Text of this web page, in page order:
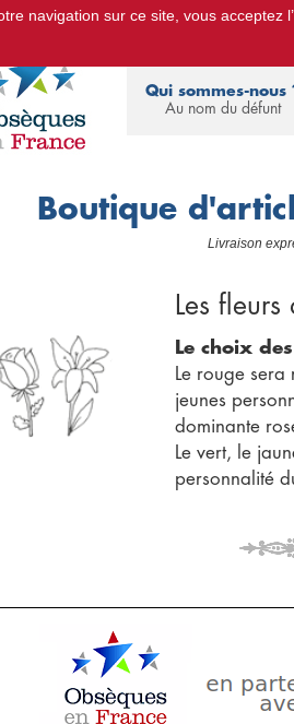
d'Informations Obsèques :devis
Qui sommes-nous
Au nom du défunt
Boutique
Livraison
Les
Le choix
Le rouge
jeunes
dominante
Le vert, le
personnalité
navigation sur ce site, vous